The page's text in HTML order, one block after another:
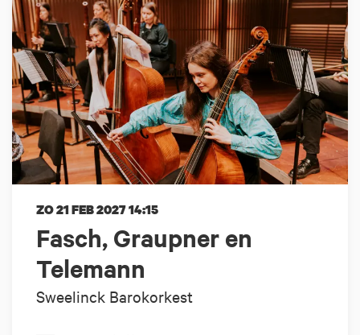
Fasch, Graupner en
Telemann
Sweelinck Barokorkest
ZO 21 FEB 202714:15